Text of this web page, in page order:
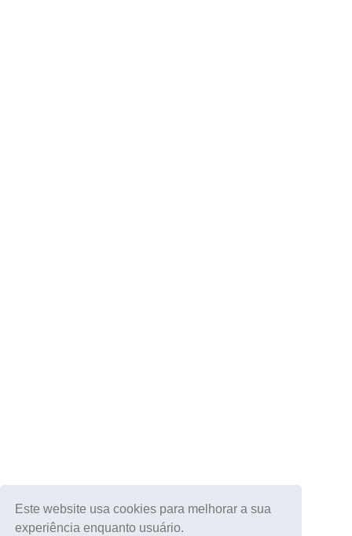
Este website usa cookies para melhorar a sua
experiência enquanto usuário.